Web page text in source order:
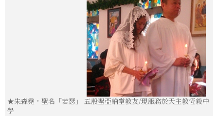
★朱森堯，聖名「若瑟」 五股聖亞納堂教友/現服務於天主教恆毅中
學